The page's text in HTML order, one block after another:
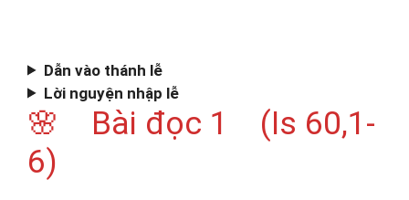
Dẫn vào thánh lễ
Lời nguyện nhập lễ
🌸 Bài đọc 1 (Is 60,1-
6)